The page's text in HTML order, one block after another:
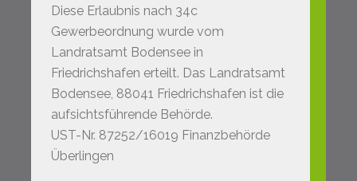
Diese Erlaubnis nach 34c
Gewerbeordnung wurde vom
Landratsamt Bodensee in
Friedrichshafen erteilt. Das Landratsamt
Bodensee, 88041 Friedrichshafen ist die
aufsichtsführende Behörde.
UST-Nr. 87252/16019 Finanzbehörde
Überlingen